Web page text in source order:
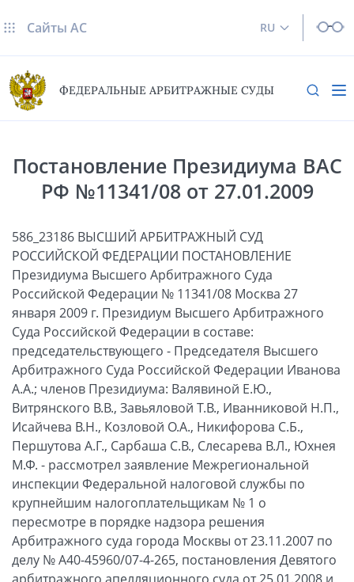
RU
Сайты AC
ФЕДЕРАЛЬНЫЕ АРБИТРАЖНЫЕ СУДЫ
Постановление Президиума ВАС
РФ №11341/08 от 27.01.2009
586_23186 ВЫСШИЙ АРБИТРАЖНЫЙ СУД
РОССИЙСКОЙ ФЕДЕРАЦИИ ПОСТАНОВЛЕНИЕ
Президиума Высшего Арбитражного Суда
Российской Федерации № 11341/08 Москва 27
января 2009 г. Президиум Высшего Арбитражного
Суда Российской Федерации в составе:
председательствующего - Председателя Высшего
Арбитражного Суда Российской Федерации Иванова
А.А.; членов Президиума: Валявиной Е.Ю.,
Витрянского В.В., Завьяловой Т.В., Иванниковой Н.П.,
Исайчева В.Н., Козловой О.А., Никифорова С.Б.,
Першутова А.Г., Сарбаша С.В., Слесарева В.Л., Юхнея
М.Ф. - рассмотрел заявление Межрегиональной
инспекции Федеральной налоговой службы по
крупнейшим налогоплательщикам № 1 о
пересмотре в порядке надзора решения
Арбитражного суда города Москвы от 23.11.2007 по
делу № А40-45960/07-4-265, постановления Девятого